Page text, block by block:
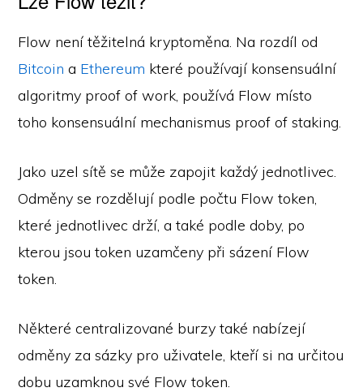
Flow není těžitelná kryptoměna. Na rozdíl od
Bitcoin a Ethereum které používají konsensuální
algoritmy proof of work, používá Flow místo
toho konsensuální mechanismus proof of staking.
Jako uzel sítě se může zapojit každý jednotlivec.
Odměny se rozdělují podle počtu Flow token,
které jednotlivec drží, a také podle doby, po
kterou jsou token uzamčeny při sázení Flow
token.
Některé centralizované burzy také nabízejí
odměny za sázky pro uživatele, kteří si na určitou
dobu uzamknou své Flow token.